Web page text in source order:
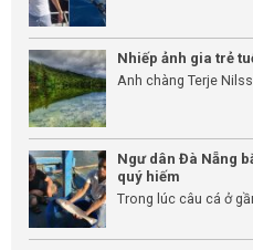
Nhiếp ảnh gia trẻ
Anh chàng Terje
Ngư dân Đà Nẵng
quý hiếm
Trong lúc câu cá ở